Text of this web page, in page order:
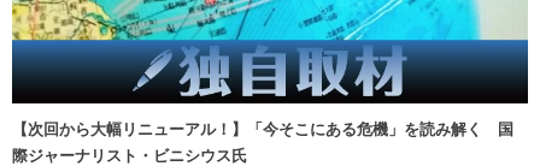
【次回から大幅リニューアル！】「今そこにある危機」を読み解く 国
際ジャーナリスト・ビニシウス氏